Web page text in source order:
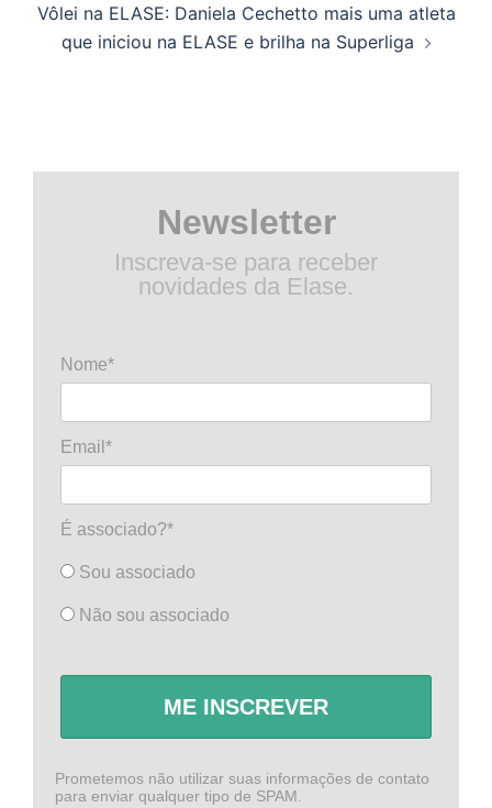
Vôlei na ELASE: Daniela Cechetto mais uma atleta
que iniciou na ELASE e brilha na Superliga
Newsletter
Inscreva-se para receber
novidades da Elase.
Nome*
Email*
É associado?*
Sou associado
Não sou associado
ME INSCREVER
Prometemos não utilizar suas informações de contato
para enviar qualquer tipo de SPAM.